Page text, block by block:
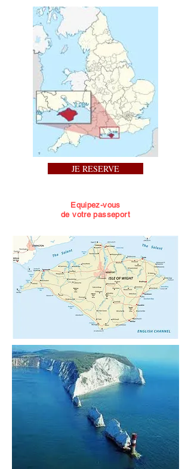
JE RESERVE
Equipez-vous
de votre passeport